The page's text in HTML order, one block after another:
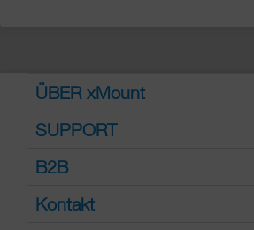
ÜBER xMount
SUPPORT
B2B
Kontakt